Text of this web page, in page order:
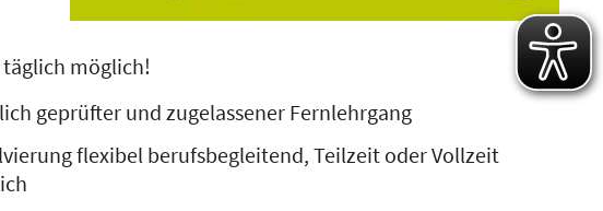
möglich!
geprüfter und zugelassener Fernlehrgang
flexibel berufsbegleitend, Teilzeit oder Vollzeit